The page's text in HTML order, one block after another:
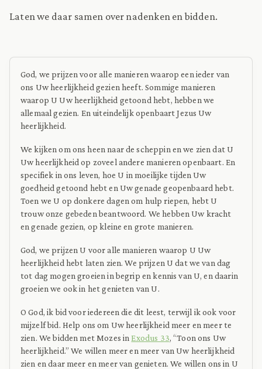
Laten we daar samen over nadenken en bidden.
God, we prijzen voor alle manieren waarop een ieder van
ons Uw heerlijkheid gezien heeft. Sommige manieren
waarop U Uw heerlijkheid getoond hebt, hebben we
allemaal gezien. En uiteindelijk openbaart Jezus Uw
heerlijkheid.
We kijken om ons heen naar de scheppin en we zien dat U
Uw heerlijkheid op zoveel andere manieren openbaart. En
specifiek in ons leven, hoe U in moeilijke tijden Uw
goedheid getoond hebt en Uw genade geopenbaard hebt.
Toen we U op donkere dagen om hulp riepen, hebt U
trouw onze gebeden beantwoord. We hebben Uw kracht
en genade gezien, op kleine en grote manieren.
God, we prijzen U voor alle manieren waarop U Uw
heerlijkheid hebt laten zien. We prijzen U dat we van dag
tot dag mogen groeien in begrip en kennis van U, en daarin
groeien we ook in het genieten van U.
O God, ik bid voor iedereen die dit leest, terwijl ik ook voor
mijzelf bid. Help ons om Uw heerlijkheid meer en meer te
zien. We bidden met Mozes in Exodus 33, “Toon ons Uw
heerlijkheid.” We willen meer en meer van Uw heerlijkheid
zien en daar meer en meer van genieten. We willen ons in U